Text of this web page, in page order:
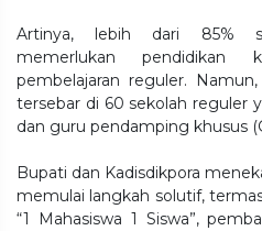
Artinya, lebih dari 85%
memerlukan pendidikan
pembelajaran reguler.
tersebar di 60 sekolah reguler
dan guru pendamping khusus
Bupati dan Kadisdikpora
memulai langkah solutif,
“1 Mahasiswa 1 Siswa”,